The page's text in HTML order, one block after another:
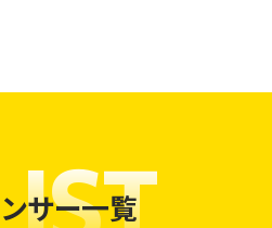
サー一覧